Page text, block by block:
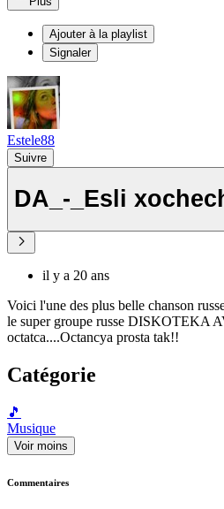
Ajouter à la playlist
Signaler
Estele88
Suivre
DA_-_Esli
il y a 20 ans
Voici l'une des plus belle chanson
le super groupe russe DISKOTEKA
octatca....Octancya prosta tak!!
Catégorie
🎵
Musique
Voir moins
Commentaires